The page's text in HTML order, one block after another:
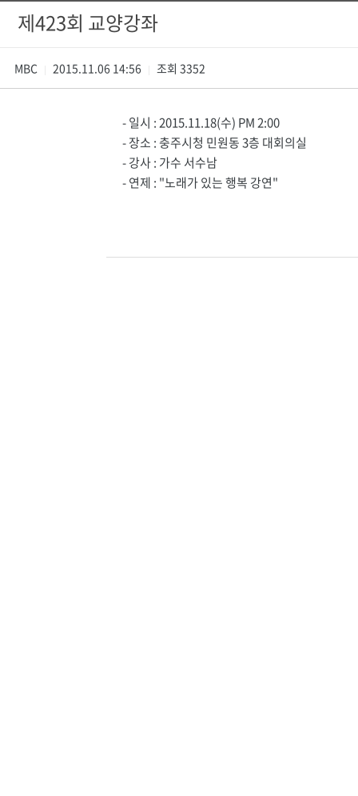
제423회 교양강좌
MBC 2015.11.06 14:56 조회 3352
- 일시 : 2015.11.18(수) PM 2:00
- 장소 : 충주시청 민원동 3층 대회의실
- 강사 : 가수 서수남
- 연제 : "노래가 있는 행복 강연"